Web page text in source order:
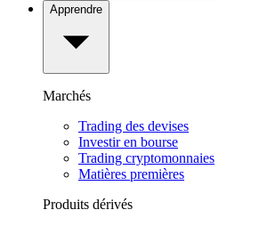
Apprendre
Marchés
Trading des devises
Investir en bourse
Trading cryptomonnaies
Matières premières
Produits dérivés